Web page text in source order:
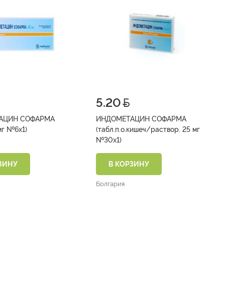
СОФАРМА
(супп. 50 мг №6х1)
5.20
ИНДОМЕТАЦИН СОФАРМА
(табл.п.о.кишеч/раствор. 25 мг
№30х1)
В КОРЗИНУ
Болгария